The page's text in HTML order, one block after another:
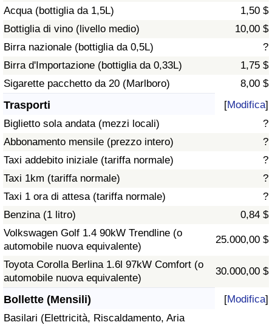
Acqua (bottiglia da 1,5L)
1,50 $
Bottiglia di vino (livello medio)
10,00 $
Birra nazionale (bottiglia da 0,5L)
?
Birra d'Importazione (bottiglia da 0,33L)
1,75 $
Sigarette pacchetto da 20 (Marlboro)
8,00 $
Trasporti [Modifica]
Biglietto sola andata (mezzi locali)
?
Abbonamento mensile (prezzo intero)
?
Taxi addebito iniziale (tariffa normale)
?
Taxi 1km (tariffa normale)
?
Taxi 1 ora di attesa (tariffa normale)
?
Benzina (1 litro)
0,84 $
Volkswagen Golf 1.4 90kW Trendline (o
automobile nuova equivalente)
25.000,00 $
Toyota Corolla Berlina 1.6l 97kW Comfort (o
automobile nuova equivalente)
30.000,00 $
Bollette (Mensili) [Modifica]
Basilari (Elettricità, Riscaldamento, Aria
Traffico
Indice del Traffico
Indice del traffico (Corrente)
Indice del traffico per Nazione